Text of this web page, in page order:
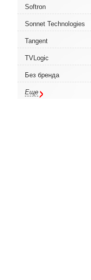
Softron
Sonnet Technologies
Tangent
TVLogic
Без бренда
Еще